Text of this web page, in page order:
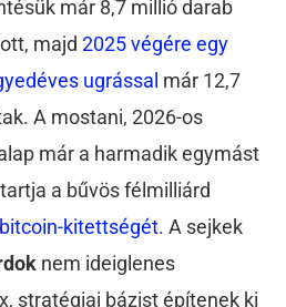
már 8,7 millió darab
majd 2025 végére egy
ugrással már 12,7
A mostani, 2026-os
már a harmadik egymást
a bűvös félmilliárd
bitcoin-kitettségét. A sejkek
nem ideiglenes
stratégiai bázist építenek ki